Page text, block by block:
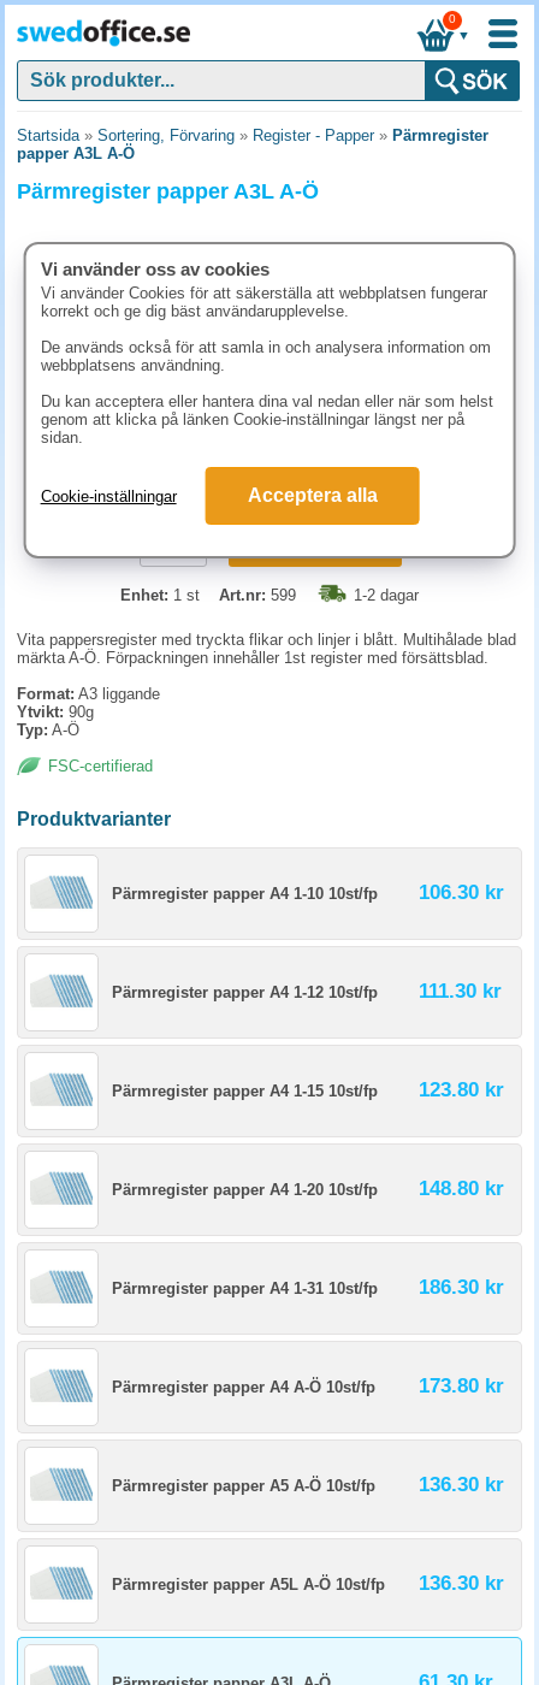
▼
0
Startsida» Sortering, Förvaring » Register - Papper» Pärmregister
papper A3L A-Ö
Pärmregister papper A3L A-Ö
61.30 kr (inkl. moms)
Enhet: 1 st Art.nr: 599 1-2 dagar
Vita pappersregister med tryckta flikar och linjer i blått. Multihålade blad
märkta A-Ö. Förpackningen innehåller 1st register med försättsblad.
Format: A3 liggande
Ytvikt: 90g
Typ: A-Ö
FSC-certifierad
Produktvarianter
Pärmregister papper A4 1-10 10st/fp 106.30 kr
Pärmregister papper A4 1-12 10st/fp 111.30 kr
Pärmregister papper A4 1-15 10st/fp 123.80 kr
Pärmregister papper A4 1-20 10st/fp 148.80 kr
Pärmregister papper A4 1-31 10st/fp 186.30 kr
Pärmregister papper A4 A-Ö 10st/fp 173.80 kr
Pärmregister papper A5 A-Ö 10st/fp 136.30 kr
Pärmregister papper A5L A-Ö 10st/fp 136.30 kr
Vi använder oss av cookies
Vi använder Cookies för att säkerställa att webbplatsen fungerar
korrekt och ge dig bäst användarupplevelse.
De används också för att samla in och analysera information om
webbplatsens användning.
Du kan acceptera eller hantera dina val nedan eller när som helst
genom att klicka på länken Cookie-inställningar längst ner på
sidan.
Cookie-inställningar Acceptera alla